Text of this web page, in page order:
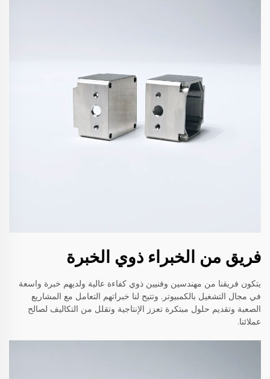
فريق من الخبراء ذوي الخبرة
يتكون فريقنا من مهندسين وفنيين ذوي كفاءة عالية ولديهم خبرة واسعة
في مجال التشغيل بالكمبيوتر. وتتيح لنا خبراتهم التعامل مع المشاريع
الصعبة وتقديم حلول مبتكرة تعزز الإنتاجية وتقلل من التكاليف لصالح
عملائنا.